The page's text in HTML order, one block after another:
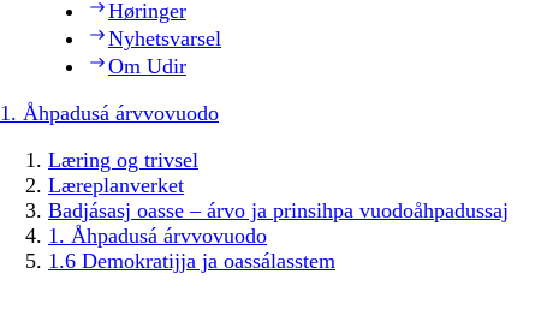
Høringer
Nyhetsvarsel
Om Udir
1. Åhpadusá árvvovuodo
Læring og trivsel
Læreplanverket
Badjásasj oasse – árvo ja prinsihpa vuodoåhpadussaj
1. Åhpadusá árvvovuodo
1.6 Demokratijja ja oassálasstem